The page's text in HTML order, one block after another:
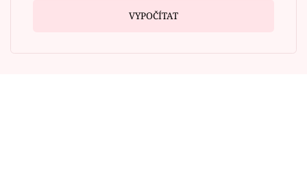
VYPOČÍTAT